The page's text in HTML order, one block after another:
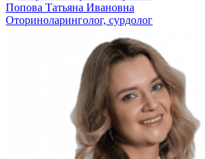
Попова Татьяна Ивановна
Оториноларинголог, сурдолог